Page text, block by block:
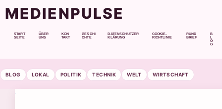
MEDIENPULSE
START
SEITE
ÜBER
UNS
KON
TAKT
GESCHI
CHTE
DATENSCHUTZER
KLÄRUNG
COOKIE-
RICHTLINIE
RUND
BRIEF
B
O
G
BLOG LOKAL POLITIK TECHNIK WELT WIRTSCHAFT